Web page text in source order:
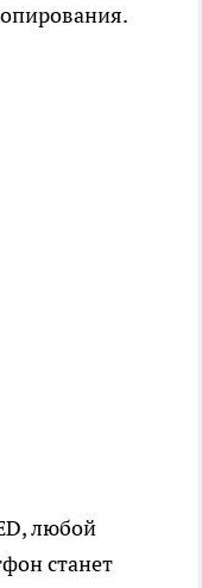
любой
станет